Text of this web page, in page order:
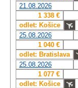
21.08.2026
1 338 €
odlet: Košice
25.08.2026
1 040 €
odlet: Bratislava
25.08.2026
1 077 €
odlet: Košice